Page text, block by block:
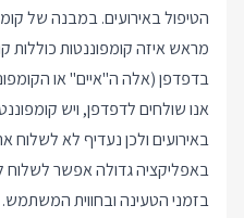
הטיפול באירועים. במבנה של
בדפדפן (אלה ה"איים" או
אנו שולחים לדפדפן, ויש
באירועים ולכן נעדיף לא
באפליקציה גדולה אפשר לשלוח
בזמני הטעינה ובחווית המשתמש.